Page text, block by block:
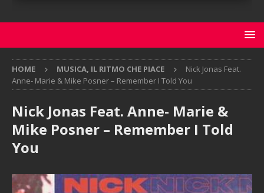
HOME MUSICA, IL RITMO CHE PIACE
Nick Jonas Feat.
Anne- Marie & Mike Posner – Remember I Told You
Nick Jonas Feat. Anne- Marie &
Mike Posner – Remember I Told
You